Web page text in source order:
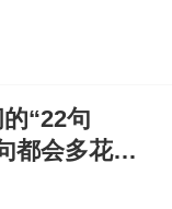
“22句
都会多花